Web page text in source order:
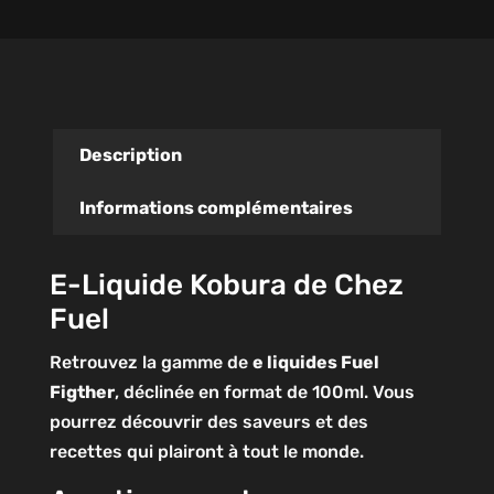
Description
Informations complémentaires
E-Liquide Kobura de Chez
Fuel
Retrouvez la gamme de e liquides Fuel
Figther, déclinée en format de 100ml. Vous
pourrez découvrir des saveurs et des
recettes qui plairont à tout le monde.